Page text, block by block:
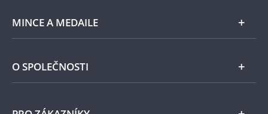
MINCE A MEDAILE
E-shop
O SPOLEČNOSTI
Národní Pokladnice